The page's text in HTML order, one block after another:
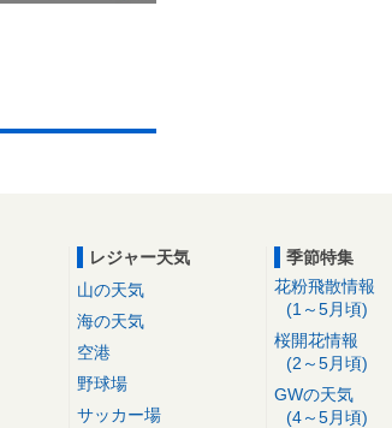
レジャー天気
山の天気
海の天気
空港
野球場
サッカー場
季節特集
花粉飛散情報
(1～5月頃)
桜開花情報
(2～5月頃)
GWの天気
(4～5月頃)